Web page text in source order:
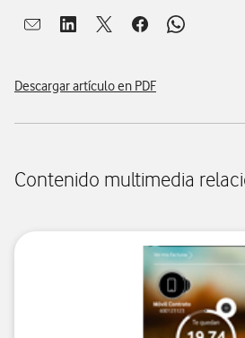
Abrir ventana para compartir en mail
Abrir ventana para compartir en
Abrir ventana para
Abrir ventana para
Abrir
Descargar artículo en PDF
Contenido multimedia